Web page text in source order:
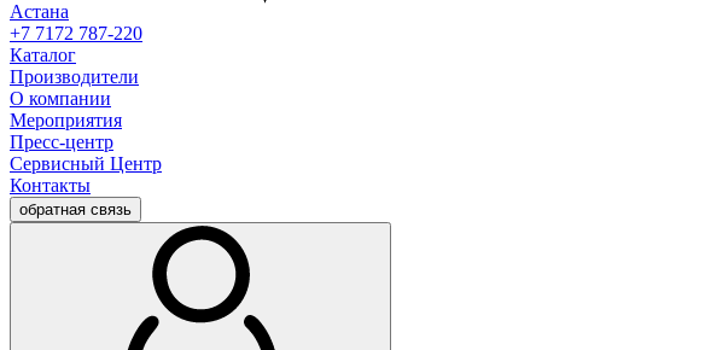
Астана
+7 7172 787-220
Каталог
Производители
О компании
Мероприятия
Пресс-центр
Сервисный Центр
Контакты
обратная связь